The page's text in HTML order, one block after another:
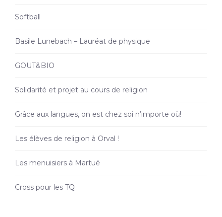
Softball
Basile Lunebach – Lauréat de physique
GOUT&BIO
Solidarité et projet au cours de religion
Grâce aux langues, on est chez soi n’importe où!
Les élèves de religion à Orval !
Les menuisiers à Martué
Cross pour les TQ